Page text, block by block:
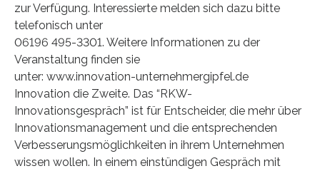
zur Verfügung. Interessierte melden sich dazu bitte
telefonisch unter
06196 495-3301. Weitere Informationen zu der
Veranstaltung finden sie
unter: www.innovation-unternehmergipfel.de
Innovation die Zweite. Das “RKW-
Innovationsgespräch” ist für Entscheider, die mehr über
Innovationsmanagement und die entsprechenden
Verbesserungsmöglichkeiten in ihrem Unternehmen
wissen wollen. In einem einstündigen Gespräch mit